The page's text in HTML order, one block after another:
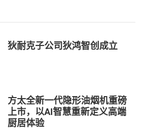
狄耐克子公司狄鸿智创成立
方太全新一代隐形油烟机重磅
上市，以AI智慧重新定义高端
厨居体验